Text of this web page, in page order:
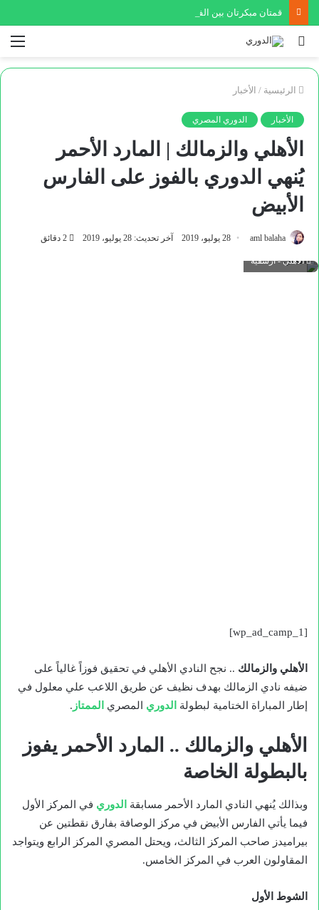
قمتان مبكرتان بين الفيصلي والوحدات في الدوري وكأس السوبر
بحث
الرئيسية / الأخبار
الأخبار الدوري المصري
الأهلي والزمالك | المارد الأحمر
يُنهي الدوري بالفوز على الفارس
الأبيض
aml balaha 28 يوليو، 2019 آخر تحديث: 28 يوليو، 2019
الأهلي - أرشفية
[wp_ad_camp_1]
الأهلي والزمالك .. نجح النادي الأهلي في تحقيق فوزاً غالياً على
ضيفه نادي الزمالك بهدف نظيف عن طريق اللاعب علي معلول في
إطار المباراة الختامية لبطولة
الدوري المصري الممتاز .
الأهلي والزمالك .. المارد الأحمر يفوز
بالبطولة الخاصة
وبذالك يُنهي النادي المارد الأحمر مسابقة الدوري في المركز الأول
فيما يأتي الفارس الأبيض في مركز الوصافة بفارق نقطتين عن
بيراميدز صاحب المركز الثالث، ويحتل المصري المركز الرابع ويتواجد
المقاولون العرب في المركز الخامس.
الشوط الأول